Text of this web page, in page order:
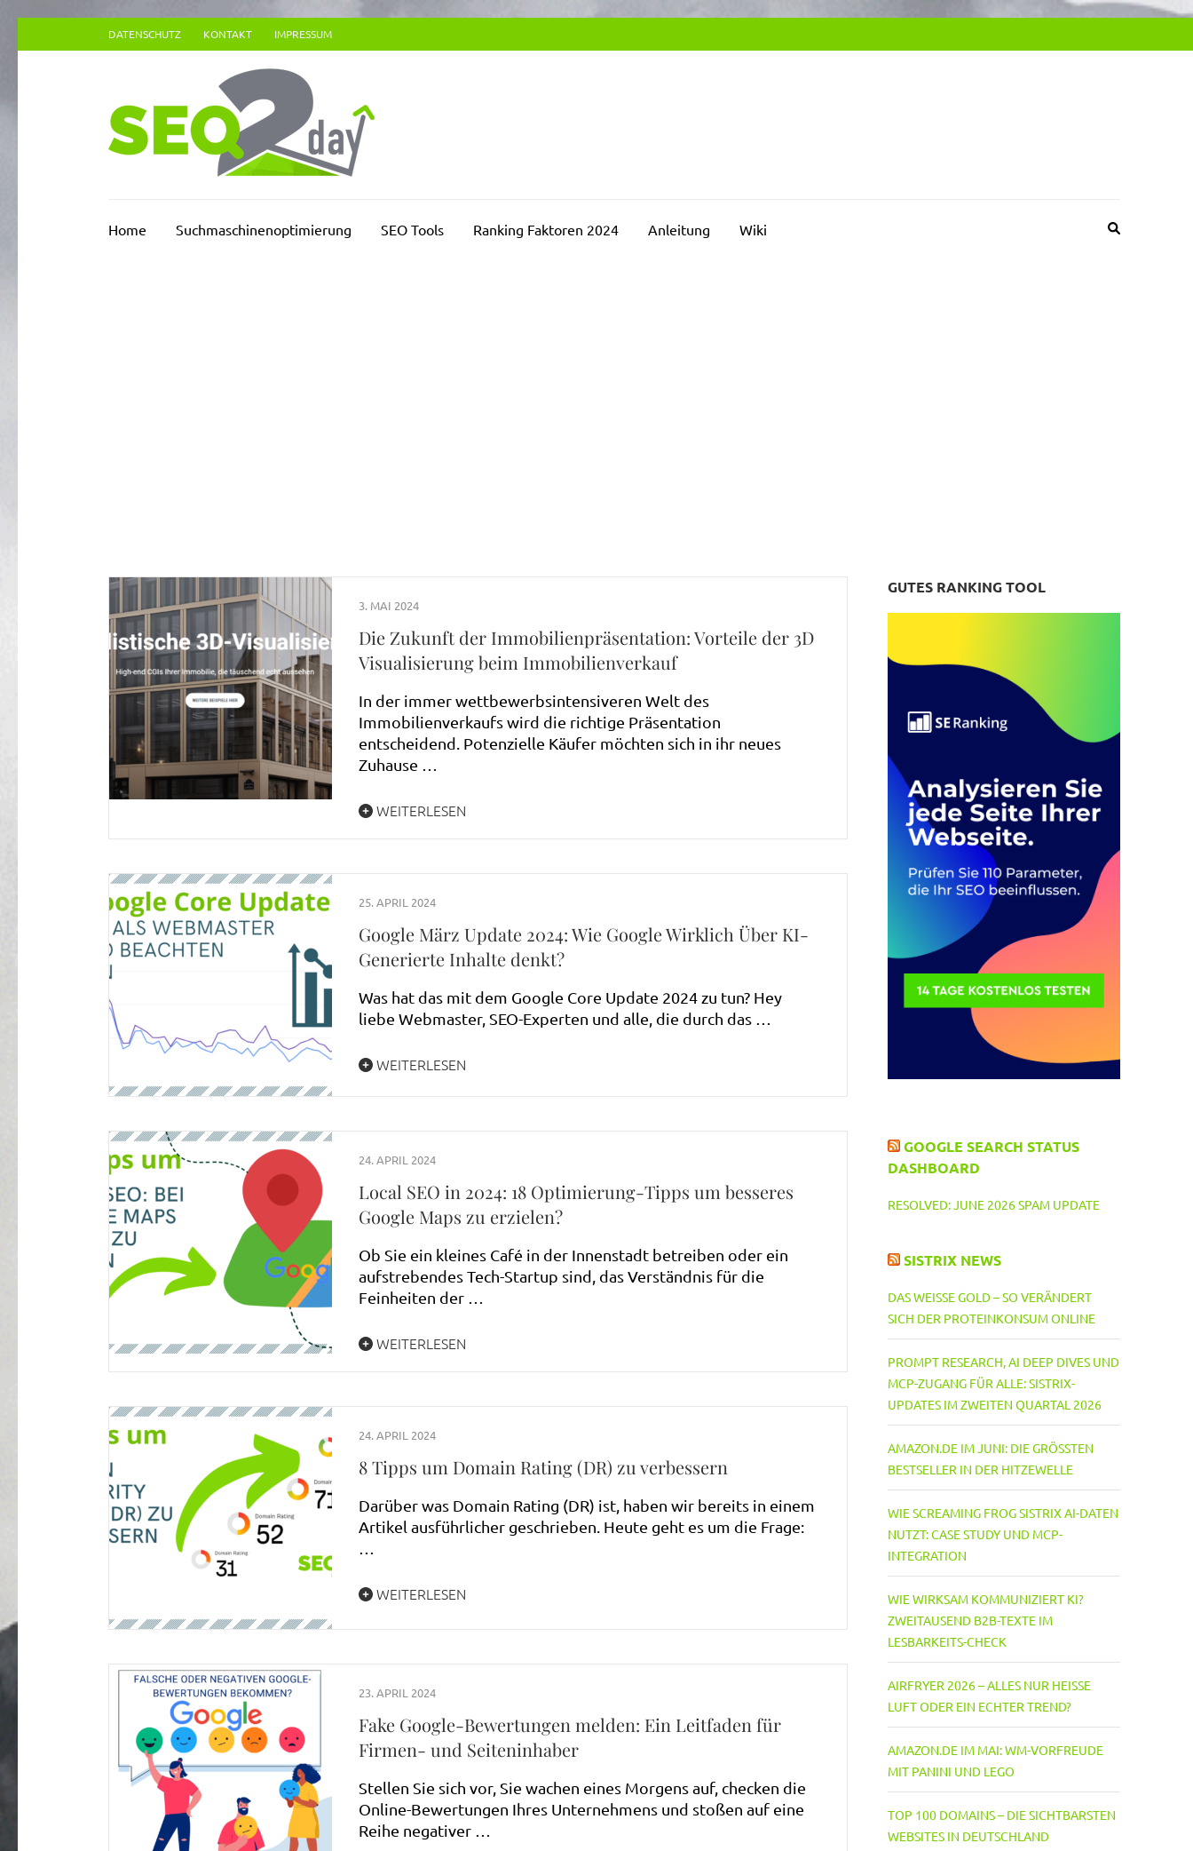
Inhalt
DATENSCHUTZ KONTAKT IMPRESSUM
Home Suchmaschinenoptimierung SEO Tools Ranking Faktoren 2024 Anleitung Wiki
3. MAI 2024
Die Zukunft der Immobilienpräsentation: Vorteile der 3D
Visualisierung beim Immobilienverkauf
In der immer wettbewerbsintensiveren Welt des
Immobilienverkaufs wird die richtige Präsentation
entscheidend. Potenzielle Käufer möchten sich in ihr neues
Zuhause …
WEITERLESEN
25. APRIL 2024
Google März Update 2024: Wie Google Wirklich Über KI-
Generierte Inhalte denkt?
Was hat das mit dem Google Core Update 2024 zu tun? Hey
liebe Webmaster, SEO-Experten und alle, die durch das …
WEITERLESEN
24. APRIL 2024
Local SEO in 2024: 18 Optimierung-Tipps um besseres
Google Maps zu erzielen?
Ob Sie ein kleines Café in der Innenstadt betreiben oder ein
aufstrebendes Tech-Startup sind, das Verständnis für die
Feinheiten der …
WEITERLESEN
24. APRIL 2024
8 Tipps um Domain Rating (DR) zu verbessern
Darüber was Domain Rating (DR) ist, haben wir bereits in einem
Artikel ausführlicher geschrieben. Heute geht es um die Frage:
WEITERLESEN
23. APRIL 2024
Fake Google-Bewertungen melden: Ein Leitfaden für
Firmen- und Seiteninhaber
Stellen Sie sich vor, Sie wachen eines Morgens auf, checken die
Online-Bewertungen Ihres Unternehmens und stoßen auf eine
Reihe negativer …
GUTES RANKING TOOL
GOOGLE SEARCH STATUS
DASHBOARD
RESOLVED: JUNE 2026 SPAM UPDATE
SISTRIX NEWS
DAS WEISSE GOLD – SO VERÄNDERT S
ICH DER PROTEINKONSUM ONLINE
PROMPT RESEARCH, AI DEEP DIVES UND
MCP-ZUGANG FÜR ALLE: SISTRIX-
UPDATES IM ZWEITEN QUARTAL 2026
AMAZON.DE IM JUNI: DIE GRÖSSTEN B
ESTSELLER IN DER HITZEWELLE
WIE SCREAMING FROG SISTRIX AI-DATEN
NUTZT: CASE STUDY UND MCP-
INTEGRATION
WIE WIRKSAM KOMMUNIZIERT KI?
ZWEITAUSEND B2B-TEXTE IM
LESBARKEITS-CHECK
AIRFRYER 2026 – ALLES NUR HEISSE L
UFT ODER EIN ECHTER TREND?
AMAZON.DE IM MAI: WM-VORFREUDE
MIT PANINI UND LEGO
TOP 100 DOMAINS – DIE SICHTBARSTEN
WEBSITES IN DEUTSCHLAND